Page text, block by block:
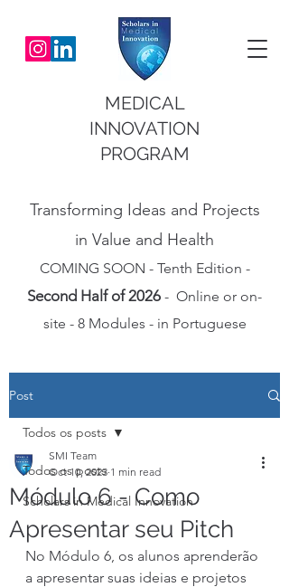
MEDICAL
INNOVATION
PROGRAM
Transforming Ideas and Projects
in Value and Health
COMING SOON - Tenth Edition -
Second Half of 2026 - Online or on-
site - 8 Modules - in Portuguese
Post
Todos os posts
Scholars in Medical Innovation
Todos os posts
Módulo 6 - Como
Apresentar seu Pitch
SMI Team
Oct 10, 2023 1 min read
No Módulo 6, os alunos aprenderão
a apresentar suas ideias e projetos